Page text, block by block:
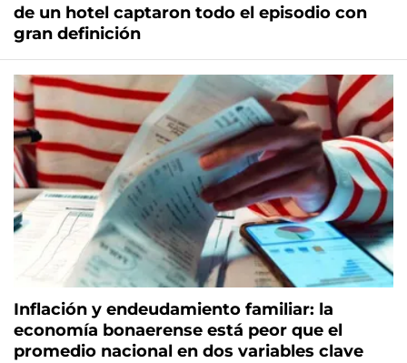
de un hotel captaron todo el episodio con
gran definición
Inflación y endeudamiento familiar: la
economía bonaerense está peor que el
promedio nacional en dos variables clave